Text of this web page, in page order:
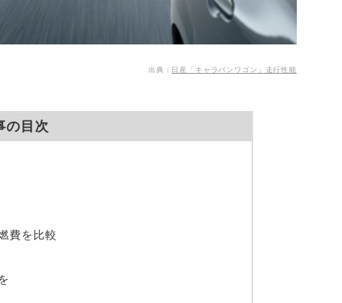
出典： 日産「キャラバンワゴン」走行性能
の目次
費を比較